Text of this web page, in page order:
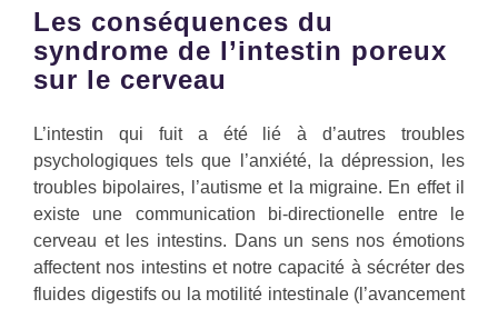
Les conséquences du
syndrome de l’intestin poreux
sur le cerveau
L’intestin qui fuit a été lié à d’autres troubles
psychologiques tels que l’anxiété, la dépression, les
troubles bipolaires, l’autisme et la migraine. En effet il
existe une communication bi-directionelle entre le
cerveau et les intestins. Dans un sens nos émotions
affectent nos intestins et notre capacité à sécréter des
fluides digestifs ou la motilité intestinale (l’avancement